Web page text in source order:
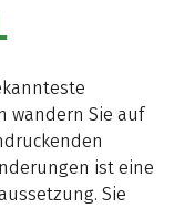
wandern Sie auf
ist eine
Sie